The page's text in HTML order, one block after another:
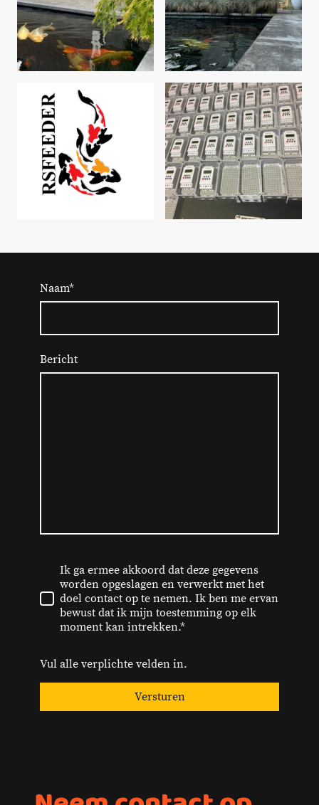
Naam*
Bericht
Ik ga ermee akkoord dat deze gegevens
worden opgeslagen en verwerkt met het
doel contact op te nemen. Ik ben me ervan
bewust dat ik mijn toestemming op elk
moment kan intrekken.*
Vul alle verplichte velden in.
Versturen